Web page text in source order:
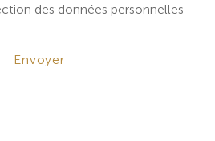
des données personnelles